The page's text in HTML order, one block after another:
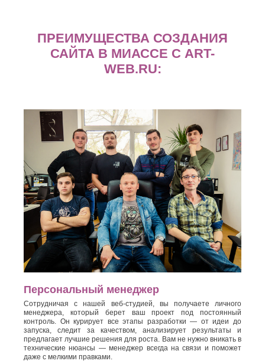
ПРЕИМУЩЕСТВА СОЗДАНИЯ
САЙТА В МИАССЕ С ART-
WEB.RU:
Персональный менеджер
Сотрудничая с нашей веб-студией, вы получаете личного
менеджера, который берет ваш проект под постоянный
контроль. Он курирует все этапы разработки — от идеи до
запуска, следит за качеством, анализирует результаты и
предлагает лучшие решения для роста. Вам не нужно вникать в
технические нюансы — менеджер всегда на связи и поможет
даже с мелкими правками.